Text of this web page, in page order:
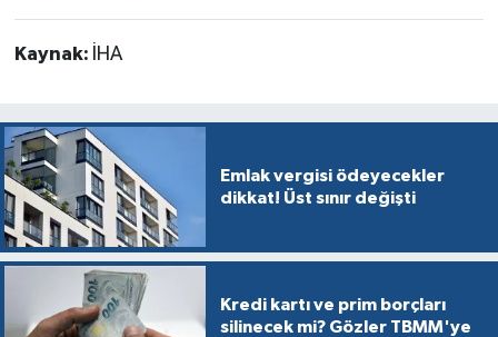
Kaynak: İHA
Emlak vergisi ödeyecekler
dikkat! Üst sınır değişti
Kredi kartı ve prim borçları
silinecek mi? Gözler TBMM'ye